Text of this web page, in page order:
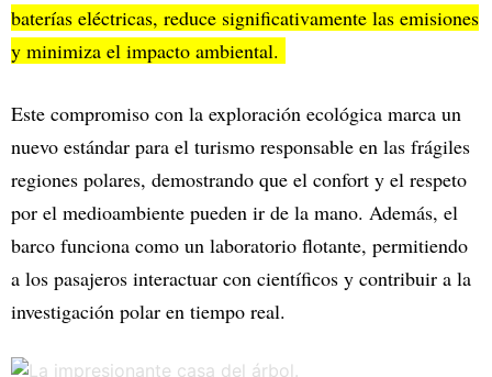
baterías eléctricas, reduce significativamente las emisiones
y minimiza el impacto ambiental.
Este compromiso con la exploración ecológica marca un
nuevo estándar para el turismo responsable en las frágiles
regiones polares, demostrando que el confort y el respeto
por el medioambiente pueden ir de la mano. Además, el
barco funciona como un laboratorio flotante, permitiendo
a los pasajeros interactuar con científicos y contribuir a la
investigación polar en tiempo real.